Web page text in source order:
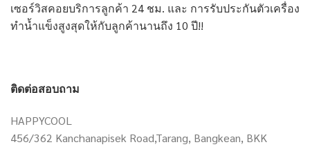
เซอร์วิสคอยบริการลูกค้า 24 ชม. และ การรับประกันตัวเครื่อง
ทำน้ำแข็งสูงสุดให้กับลูกค้านานถึง 10 ปี!!
ติดต่อสอบถาม
HAPPYCOOL
456/362 Kanchanapisek Road,Tarang, Bangkean, BKK